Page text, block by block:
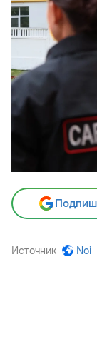
Источник Noi